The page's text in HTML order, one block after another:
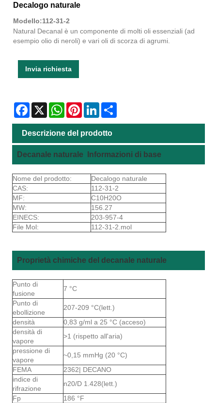
Decalogo naturale
Modello:112-31-2
Natural Decanal è un componente di molti oli essenziali (ad
esempio olio di neroli) e vari oli di scorza di agrumi.
Invia richiesta
Facebook
X WhatsAppPinterestLinkedIn
Descrizione del prodotto
Decanale naturale Informazioni di base
Nome del prodotto:
Decalogo naturale
CAS:
112-31-2
MF:
C10H20O
MW:
156.27
EINECS:
203-957-4
File Mol:
112-31-2.mol
Proprietà chimiche del decanale naturale
Punto di
fusione
7 °C
Punto di
ebollizione
207-209 °C(lett.)
densità
0,83 g/ml a 25 °C (acceso)
densità di
vapore
>1 (rispetto all'aria)
pressione di
vapore
~0,15 mmHg (20 °C)
FEMA
2362| DECANO
indice di
rifrazione
n20/D 1.428(lett.)
Fp
186 °F